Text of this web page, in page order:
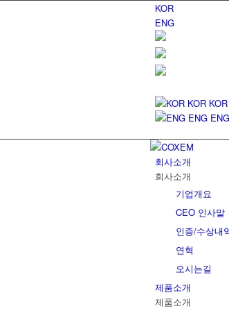
KOR
ENG
KOR KOR
ENG ENG
회사소개
회사소개
기업개요
CEO 인사말
인증/수상내
연혁
오시는길
제품소개
제품소개